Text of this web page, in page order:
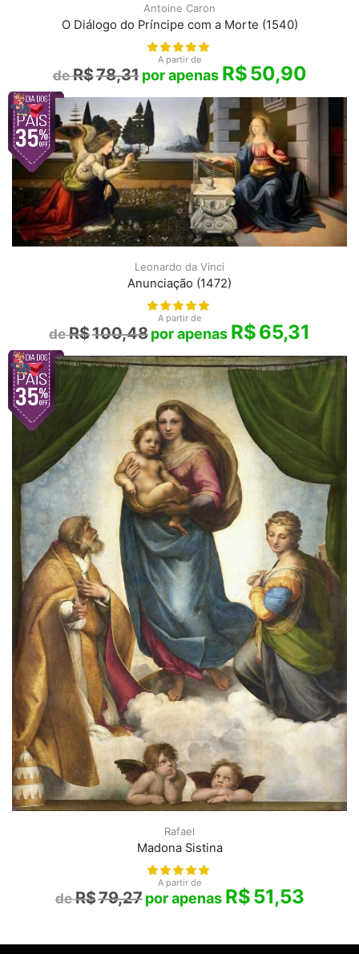
Antoine Caron
O Diálogo do Príncipe com a Morte (1540)
A partir de
R$78,31 R$50,90
Leonardo da Vinci
Anunciação (1472)
A partir de
R$100,48 R$65,31
Rafael
Madona Sistina
A partir de
R$79,27 R$51,53